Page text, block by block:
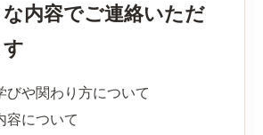
内容でご連絡いただ
びや関わり方について
容について